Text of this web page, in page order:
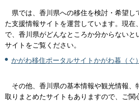
県では、香川県への移住を検討・希望し
た支援情報サイトを運営しています。現在
で、香川県がどんなところか分からないと
サイトをご覧ください。
かがわ移住ポータルサイトかがわ暮（ぐ
その他、香川県の基本情報や観光情報、
取りまとめたサイトもありますので、ご関